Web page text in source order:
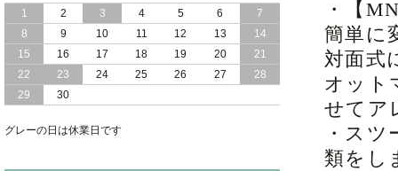
・【
簡単に
対面式
オット
せてア
・ス
類をし
1
2 3 4 5 6
7
8
9 10 11 12 13
14
15
16 17 18 19 20
21
22
23 24 25 26 27
28
29
30
グレーの日は休業日です